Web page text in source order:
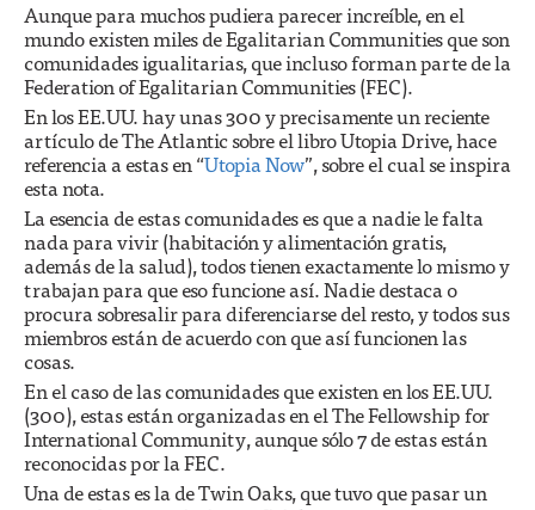
Aunque para muchos pudiera parecer increíble, en el
mundo existen miles de Egalitarian Communities que son
comunidades igualitarias, que incluso forman parte de la
Federation of Egalitarian Communities (FEC).
En los EE.UU. hay unas 300 y precisamente un reciente
artículo de The Atlantic sobre el libro Utopia Drive, hace
referencia a estas en “Utopia Now”, sobre el cual se inspira
esta nota.
La esencia de estas comunidades es que a nadie le falta
nada para vivir (habitación y alimentación gratis,
además de la salud), todos tienen exactamente lo mismo y
trabajan para que eso funcione así. Nadie destaca o
procura sobresalir para diferenciarse del resto, y todos sus
miembros están de acuerdo con que así funcionen las
cosas.
En el caso de las comunidades que existen en los EE.UU.
(300), estas están organizadas en el The Fellowship for
International Community, aunque sólo 7 de estas están
reconocidas por la FEC.
Una de estas es la de Twin Oaks, que tuvo que pasar un